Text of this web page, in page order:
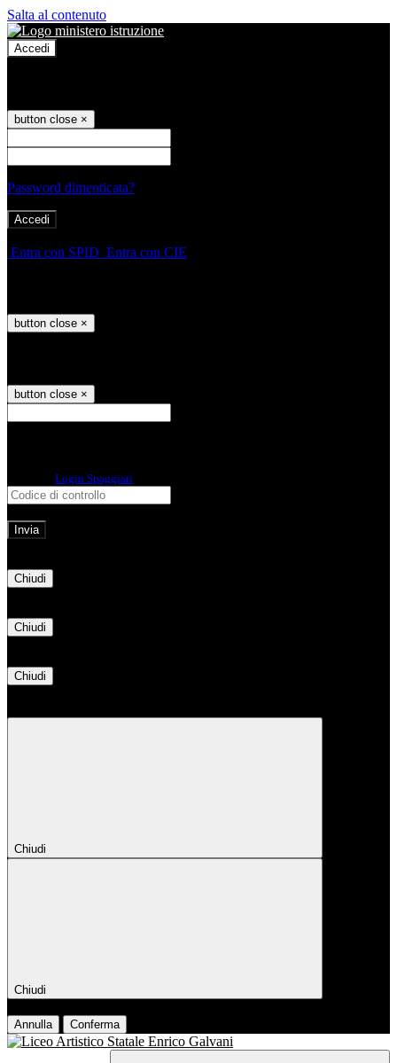
Salta al contenuto
Accedi
button close ×
Password dimenticata?
Entra con SPID Entra con CIE
button close ×
button close ×
Login Spaggiari
Chiudi
Chiudi
Chiudi
Chiudi
Chiudi
Annulla Conferma